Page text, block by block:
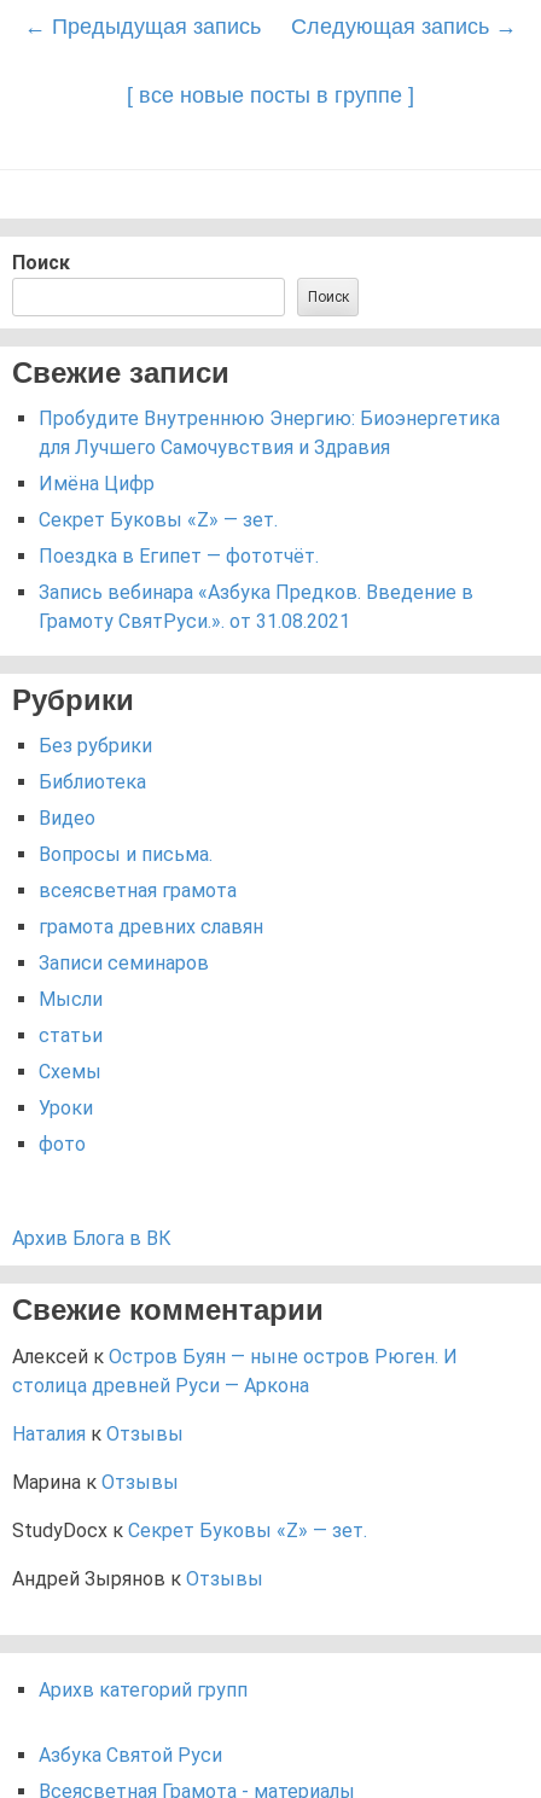
Post
← Предыдущая запись Следующая запись →
[ все новые посты в группе ]
Поиск
Поиск
Свежие записи
Пробудите Внутреннюю Энергию: Биоэнергетика
для Лучшего Самочувствия и Здравия
Имёна Цифр
Секрет Буковы «Z» — зет.
Поездка в Египет — фототчёт.
Запись вебинара «Азбука Предков. Введение в
Грамоту СвятРуси.». от 31.08.2021
Рубрики
Без рубрики
Библиотека
Видео
Вопросы и письма.
всеясветная грамота
грамота древних славян
Записи семинаров
Мысли
статьи
Схемы
Уроки
фото
Архив Блога в ВК
Свежие комментарии
Алексей к Остров Буян — ныне остров Рюген. И
столица древней Руси — Аркона
Наталия к Отзывы
Марина к Отзывы
StudyDocx к Секрет Буковы «Z» — зет.
Андрей Зырянов к Отзывы
Арихв категорий групп
Азбука Святой Руси
Всеясветная Грамота - материалы